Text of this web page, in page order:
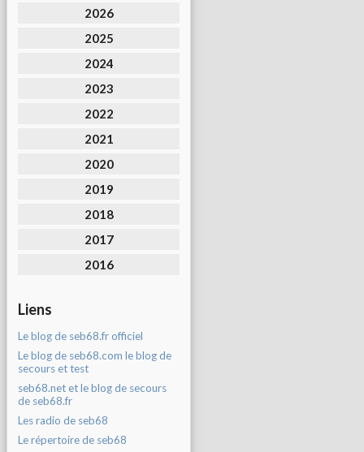
2026
2025
2024
2023
2022
2021
2020
2019
2018
2017
2016
Liens
Le blog de seb68.fr officiel
Le blog de seb68.com le blog de
secours et test
seb68.net et le blog de secours
de seb68.fr
Les radio de seb68
Le répertoire de seb68